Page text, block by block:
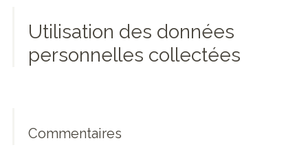
Utilisation des données
personnelles collectées
Commentaires